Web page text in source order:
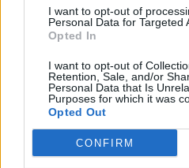
I want to opt-out of
Personal Data for Targeted
Opted In
I want to opt-out of
Retention, Sale, and/or
Personal Data that Is
Purposes for which it was
Opted Out
CONFIRM
Μη κρατικά πανεπιστήμια:
Πώς θα γίνεται η
εισαγωγή - Ποιοι θα